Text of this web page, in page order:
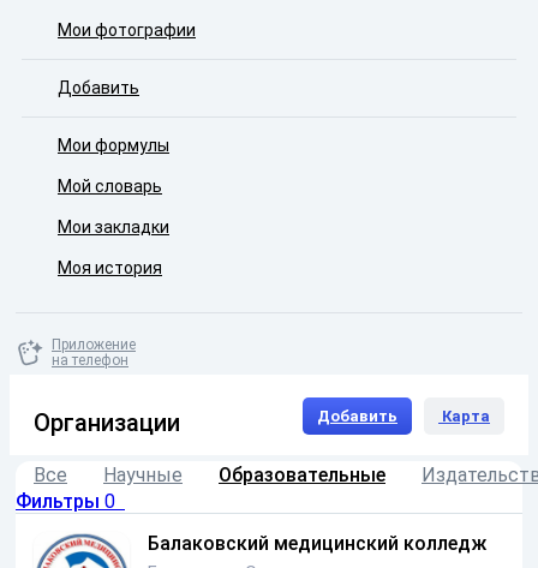
Мои фотографии
Добавить
Мои формулы
Мой словарь
Мои закладки
Моя история
Приложение
на телефон
Организации Добавить Карта
Все Научные Образовательные
Фильтры 0
Балаковский медицинский колледж